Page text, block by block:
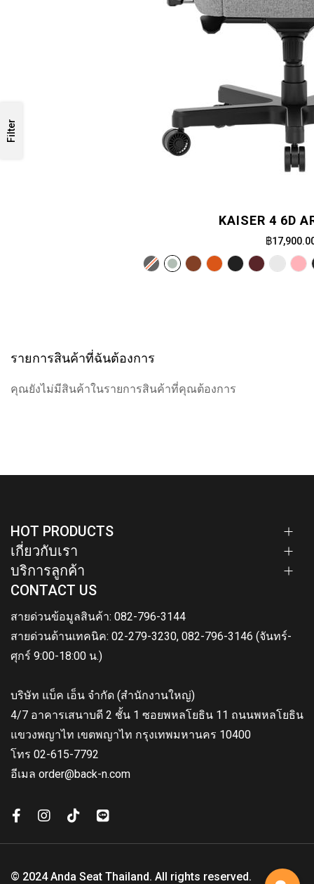
KAISER 4 6D
฿
Filter
รายการสินค้าที่ฉันต้องการ
คุณยังไม่มีสินค้าในรายการสินค้าที่คุณต้องการ
HOT PRODUCTS
เกี่ยวกับเรา
บริการลูกค้า
CONTACT US
สายด่วนข้อมูลสินค้า: 082-796-3144
สายด่วนด้านเทคนิค: 02-279-3230, 082-796-3146 (จันทร์-
ศุกร์ 9:00-18:00 น.)
บริษัท แบ็ค เอ็น จำกัด (สำนักงานใหญ่)
4/7 อาคารเสนาบดี 2 ชั้น 1 ซอยพหลโยธิน 11 ถนนพหลโยธิน
แขวงพญาไท เขตพญาไท กรุงเทพมหานคร 10400
โทร 02-615-7792
อีเมล order@back-n.com
© 2024 Anda Seat Thailand. All rights reserved.